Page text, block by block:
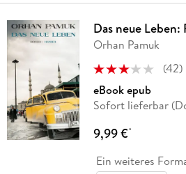
Das neue Leben:
Orhan Pamuk
(42)
eBook epub
Sofort lieferbar
9,99 €*
Ein weiteres